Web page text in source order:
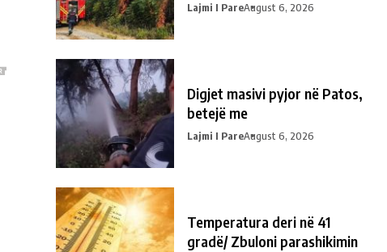
Lajmi I PareAugust 6, 2026
Digjet masivi pyjor në Patos,
betejë me
Lajmi I PareAugust 6, 2026
Temperatura deri në 41
gradë/ Zbuloni parashikimin